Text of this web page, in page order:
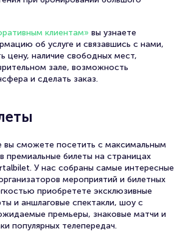
клиентам» вы узнаете
об услуге и связавшись с нами,
цену, наличие свободных мест,
зале, возможность
и сделать заказ.
вы сможете посетить с максимальным
премиальные билеты на страницах
У нас собраны самые интересные
мероприятий и билетных
приобретете эксклюзивные
и аншлаговые спектакли, шоу с
премьеры, знаковые матчи и
популярных телепередач.